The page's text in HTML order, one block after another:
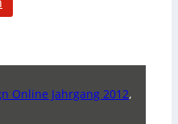
Online Jahrgang 2012,